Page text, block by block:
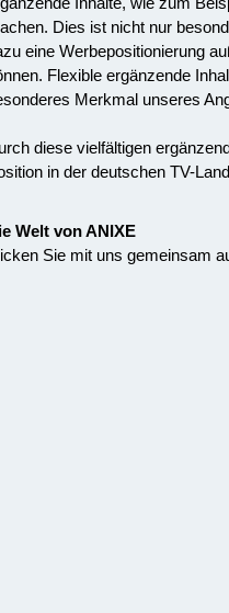
Dies ist nicht nur
eine Werbepositionierung
Flexible ergänzende
Merkmal unseres
diese vielfältigen
in der deutschen TV-
Welt von ANIXE
Sie mit uns gemeinsam